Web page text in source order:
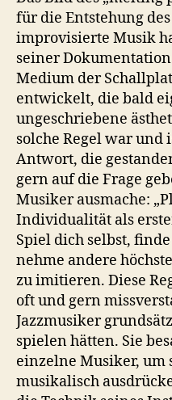
für die Entstehung des
improvisierte Musik
seiner
Medium der
entwickelt, die bald
ungeschriebene
solche Regel war und
Antwort, die
gern auf die Frage
Musiker ausmache:
Individualität als
Spiel dich selbst,
nehme andere
zu imitieren. Diese
oft und gern
Jazzmusiker
spielen hätten. Sie
einzelne Musiker, um
musikalisch